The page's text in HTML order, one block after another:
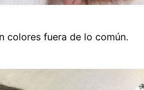
colores fuera de lo común.